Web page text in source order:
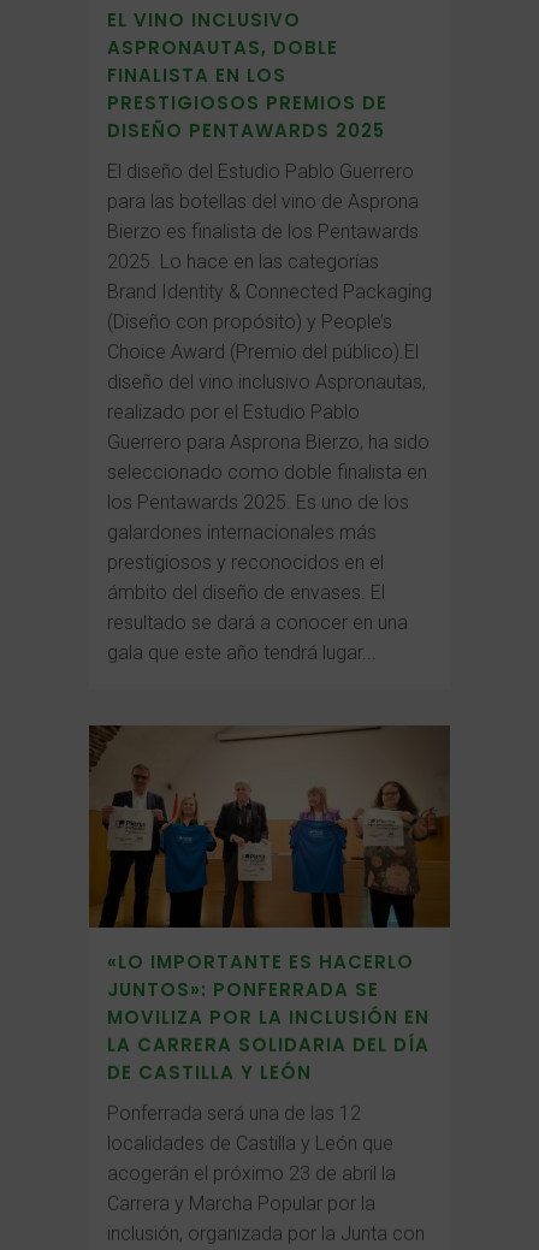
EL VINO INCLUSIVO
ASPRONAUTAS, DOBLE
FINALISTA EN LOS
PRESTIGIOSOS PREMIOS DE
DISEÑO PENTAWARDS 2025
El diseño del Estudio Pablo Guerrero
para las botellas del vino de Asprona
Bierzo es finalista de los Pentawards
2025. Lo hace en las categorías
Brand Identity & Connected Packaging
(Diseño con propósito) y People’s
Choice Award (Premio del público).El
diseño del vino inclusivo Aspronautas,
realizado por el Estudio Pablo
Guerrero para Asprona Bierzo, ha sido
seleccionado como doble finalista en
los Pentawards 2025. Es uno de los
galardones internacionales más
prestigiosos y reconocidos en el
ámbito del diseño de envases. El
resultado se dará a conocer en una
gala que este año tendrá lugar...
«LO IMPORTANTE ES HACERLO
JUNTOS»: PONFERRADA SE
MOVILIZA POR LA INCLUSIÓN EN
LA CARRERA SOLIDARIA DEL DÍA
DE CASTILLA Y LEÓN
Ponferrada será una de las 12
localidades de Castilla y León que
acogerán el próximo 23 de abril la
Carrera y Marcha Popular por la
inclusión, organizada por la Junta con